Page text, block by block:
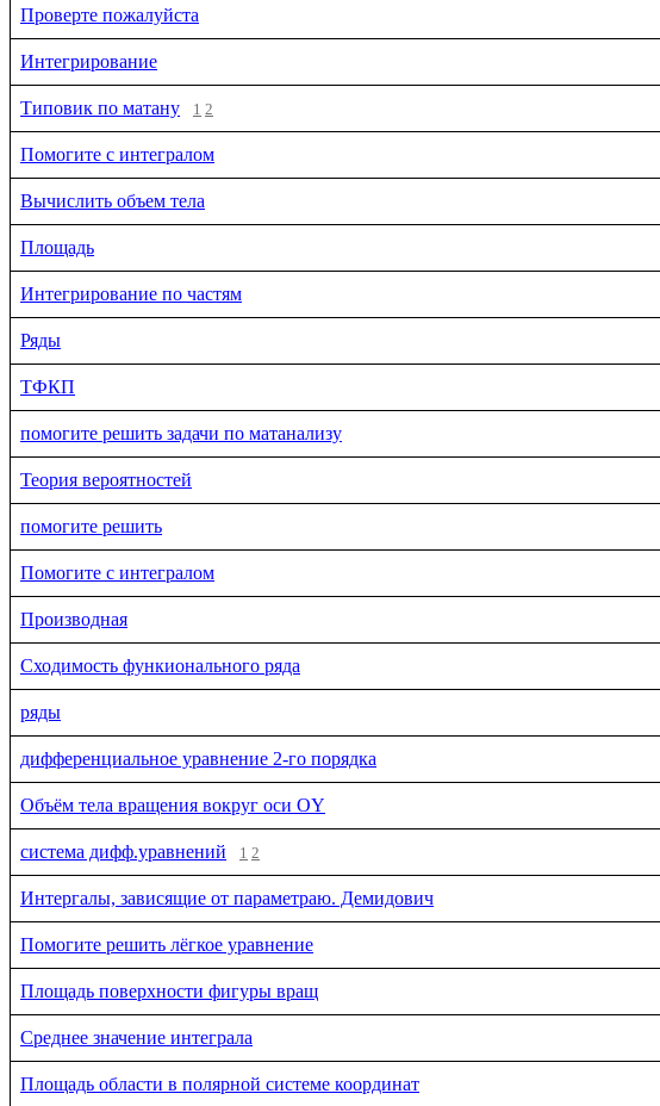
Проверте пожалуйста
Интегрирование
Типовик по матану
1 2
Помогите с интегралом
Вычислить объем тела
Площадь
Интегрирование по частям
Ряды
ТФКП
помогите решить задачи по матанализу
Теория вероятностей
помогите решить
Помогите с интегралом
Производная
Сходимость функионального ряда
ряды
дифференциальное уравнение 2-го порядка
Объём тела вращения вокруг оси OY
система дифф.уравнений
1 2
Интергалы, зависящие от параметраю. Демидович
Помогите решить лёгкое уравнение
Площадь поверхности фигуры вращ
Среднее значение интеграла
Площадь области в полярной системе координат